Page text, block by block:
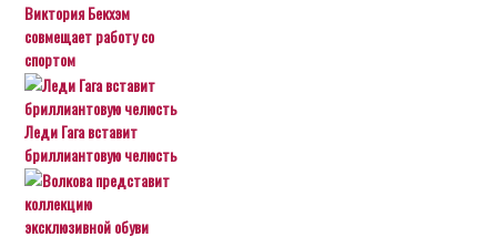
Виктория Бекхэм
совмещает работу со
спортом
Леди Гага вставит
бриллиантовую челюсть